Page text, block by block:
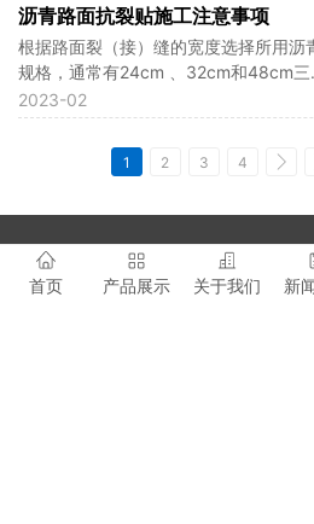
沥青路面抗裂贴施工注意事项
2023-02
根据路面裂（接）缝的宽度选择所用沥
规格，通常有24cm 、32cm和48cm三
1 2 3 4
全国服务电话：0373-5596136
联系我们
首页 产品展示 关于我们 新